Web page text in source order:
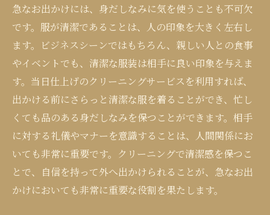
急なお出かけには、身だしなみに気を使うことも不可欠
です。服が清潔であることは、人の印象を大きく左右し
ます。ビジネスシーンではもちろん、親しい人との食事
やイベントでも、清潔な服装は相手に良い印象を与えま
す。当日仕上げのクリーニングサービスを利用すれば、
出かける前にさらっと清潔な服を着ることができ、忙し
くても品のある身だしなみを保つことができます。相手
に対する礼儀やマナーを意識することは、人間関係にお
いても非常に重要です。クリーニングで清潔感を保つこ
とで、自信を持って外へ出かけられることが、急なお出
かけにおいても非常に重要な役割を果たします。